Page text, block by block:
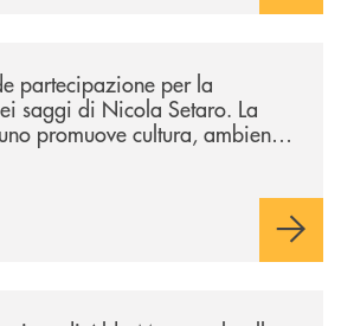
partecipazione per la
saggi di Nicola Setaro. La
promuove cultura, ambiente